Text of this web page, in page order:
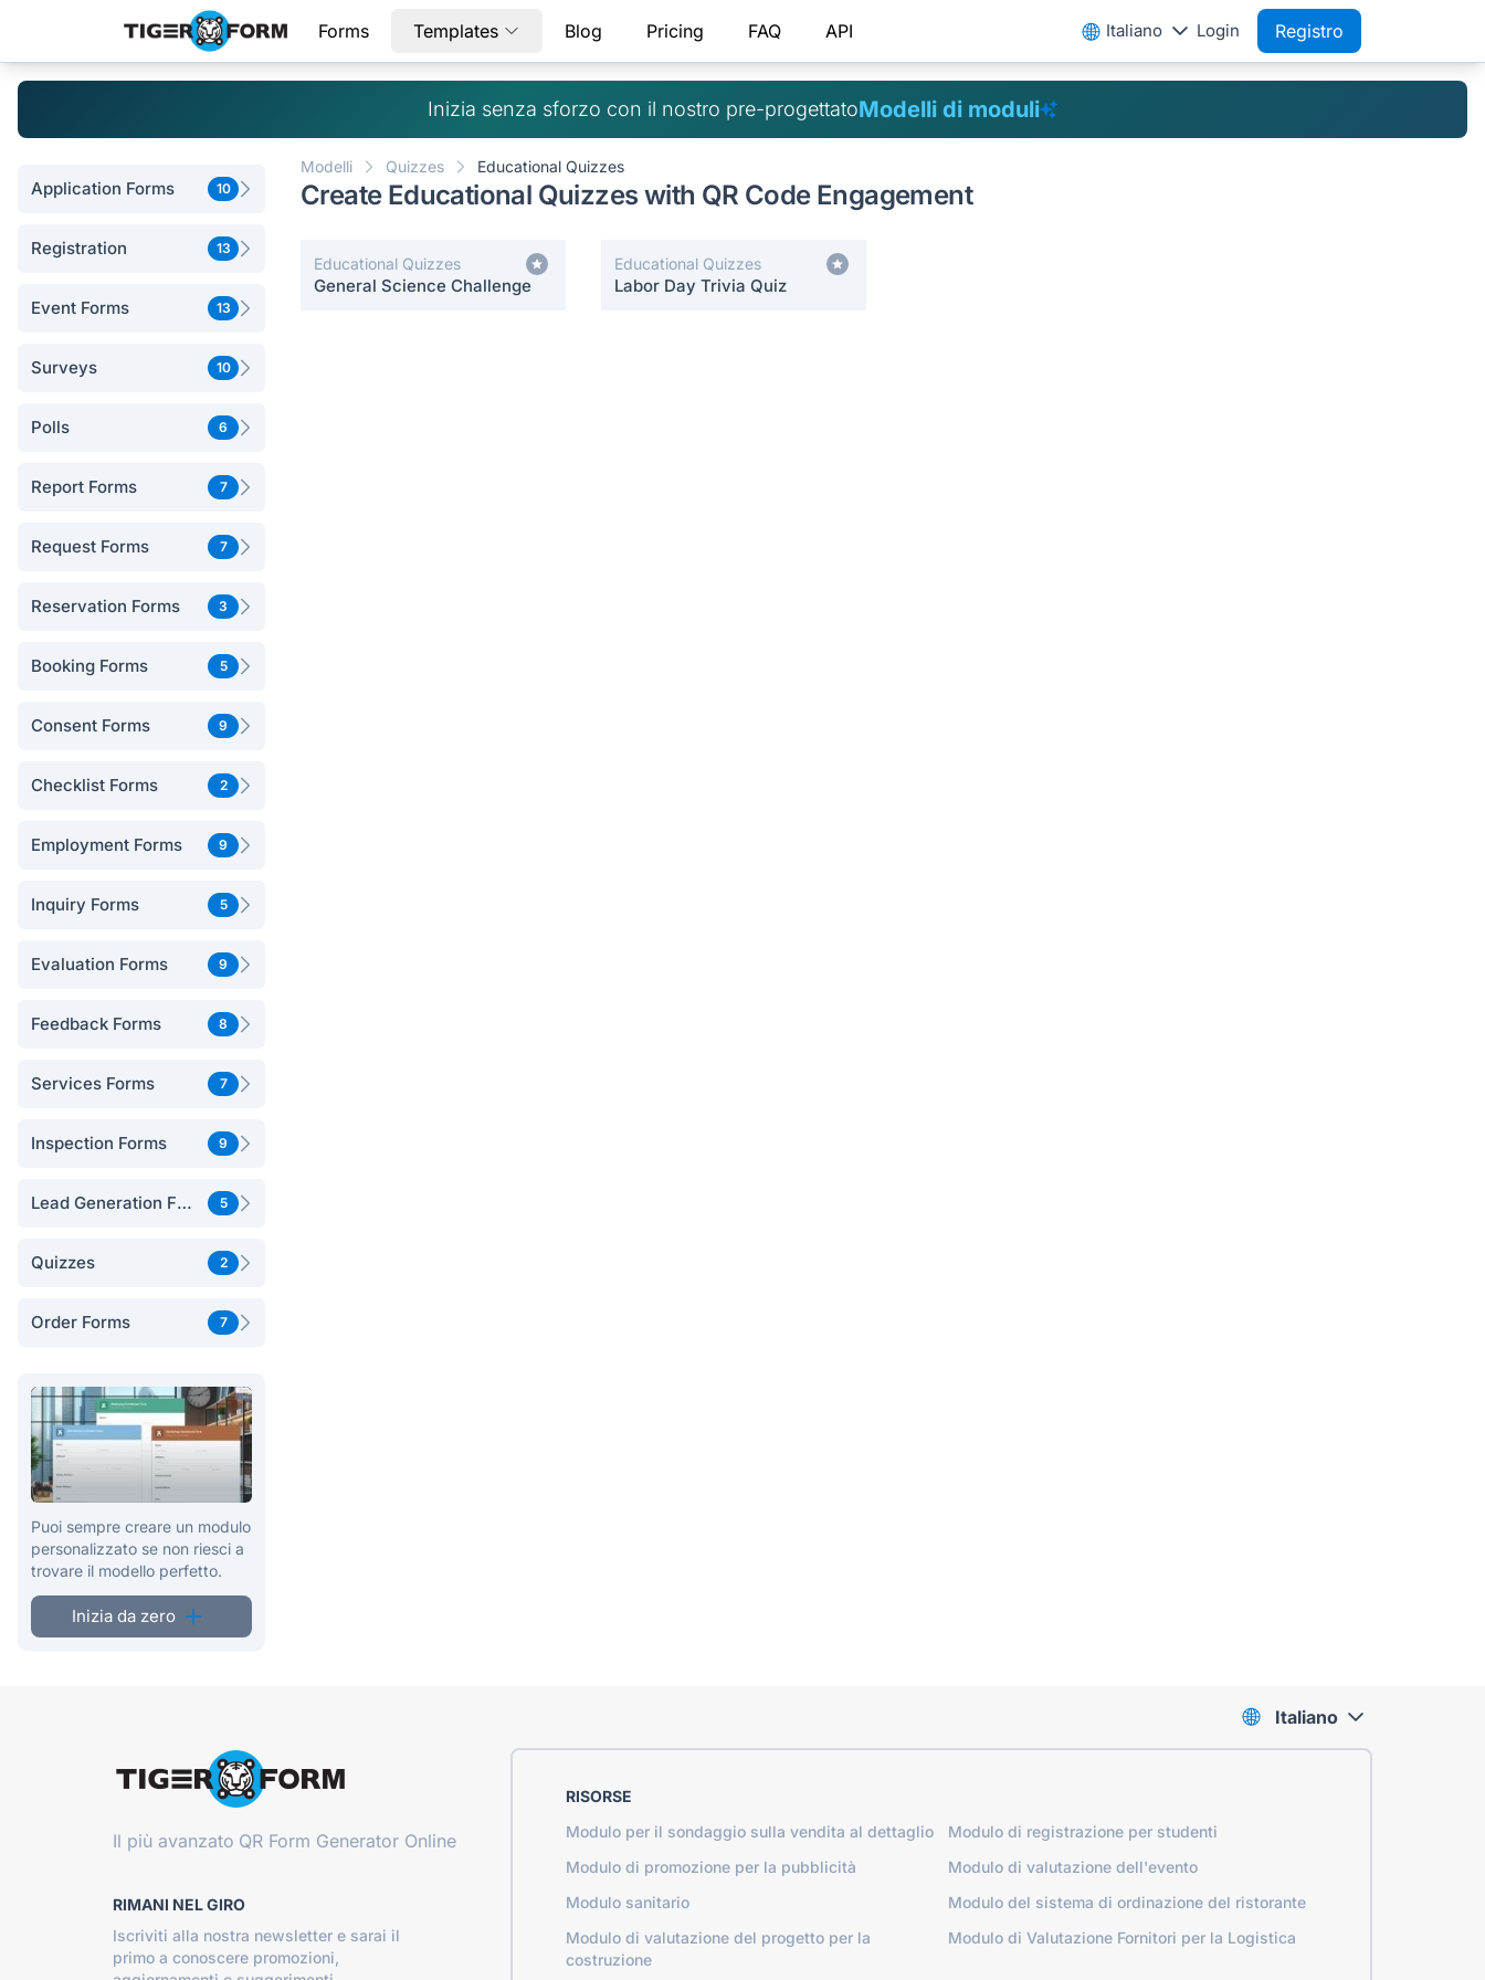
Forms Templates Blog Pricing FAQ API Italiano Login Registro
Inizia senza sforzo con il nostro pre-progettatoModelli di moduli
Application Forms 10
Registration 13
Event Forms 13
Surveys 10
Polls 6
Report Forms 7
Request Forms 7
Reservation Forms 3
Booking Forms 5
Consent Forms 9
Checklist Forms 2
Employment Forms 9
Inquiry Forms 5
Evaluation Forms 9
Feedback Forms 8
Services Forms 7
Inspection Forms 9
Lead Generation Forms 5
Quizzes 2
Order Forms 7
Puoi sempre creare un modulo
personalizzato se non riesci a
trovare il modello perfetto.
Inizia da zero
Modelli Quizzes Educational Quizzes
Create Educational Quizzes with QR Code Engagement
Educational Quizzes
General Science Challenge
Educational Quizzes
Labor Day Trivia Quiz
Il più avanzato QR Form Generator Online
RIMANI NEL GIRO
Iscriviti alla nostra newsletter e sarai il
primo a conoscere promozioni,
RISORSE
Modulo per il sondaggio sulla vendita al dettaglio
Modulo di registrazione per studenti
Modulo di promozione per la pubblicità
Modulo di valutazione dell'evento
Modulo sanitario
Modulo del sistema di ordinazione del ristorante
Modulo di valutazione del progetto per la
costruzione
Modulo di Valutazione Fornitori per la Logistica
Italiano